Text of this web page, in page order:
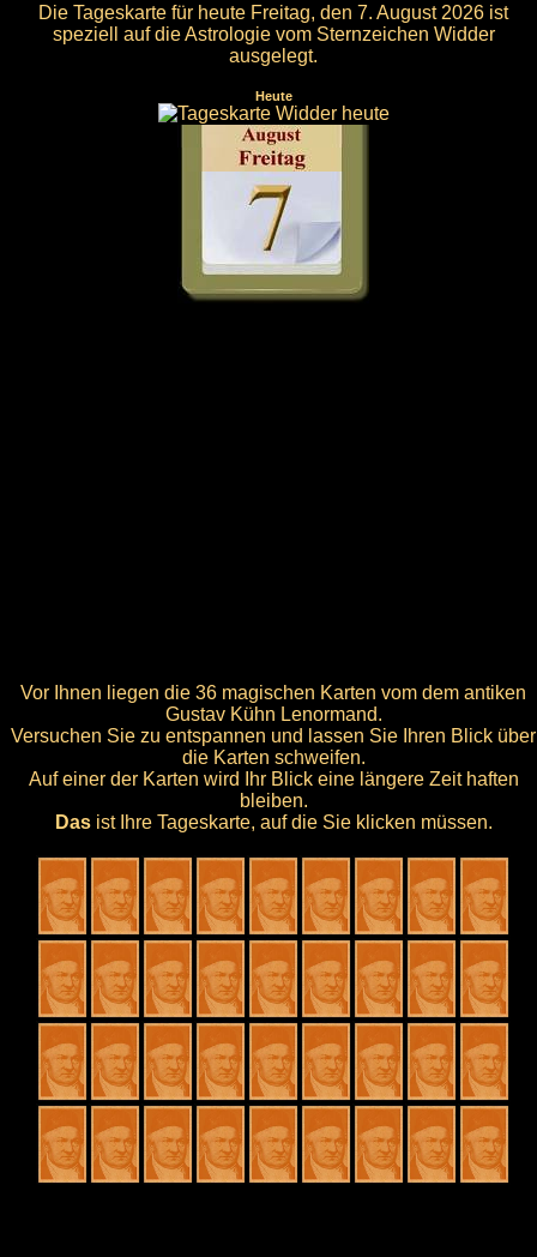
Die Tageskarte für heute Freitag, den 7. August 2026 ist
speziell auf die Astrologie vom Sternzeichen Widder
ausgelegt.
Heute
Vor Ihnen liegen die 36 magischen Karten vom dem antiken
Gustav Kühn Lenormand.
Versuchen Sie zu entspannen und lassen Sie Ihren Blick über
die Karten schweifen.
Auf einer der Karten wird Ihr Blick eine längere Zeit haften
bleiben.
Dasist Ihre Tageskarte, auf die Sie klicken müssen.